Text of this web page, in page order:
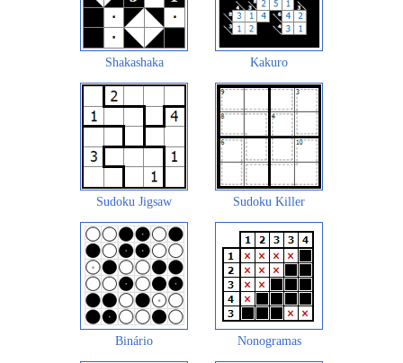
Shakashaka Kakuro
Sudoku Jigsaw Sudoku Killer
Binário Nonogramas